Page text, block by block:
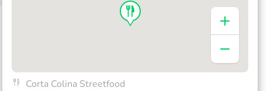
Corta Colina Streetfood